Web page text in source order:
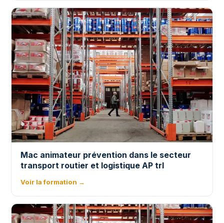
Mac animateur prévention dans le secteur
transport routier et logistique AP trl
Voir la formation →